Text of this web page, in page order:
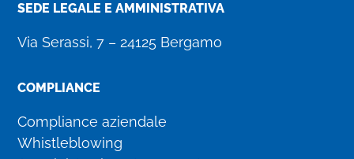
SEDE LEGALE E AMMINISTRATIVA
Via Serassi, 7 – 24125 Bergamo
COMPLIANCE
Compliance aziendale
Whistleblowing